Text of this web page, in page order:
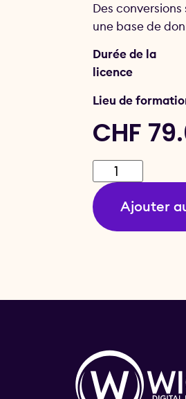
Des
une base de
Durée de la
licence
Lieu de
CHF
Ajouter